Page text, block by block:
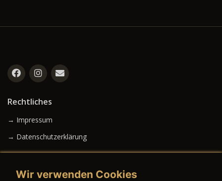
Rechtliches
→ Impressum
→ Datenschutzerklärung
Wir verwenden Cookies